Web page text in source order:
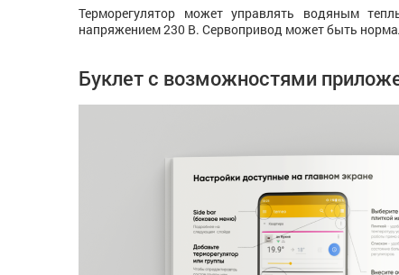
Терморегулятор может управлять водяным
напряжением 230 В. Сервопривод может быть
Буклет с возможностями